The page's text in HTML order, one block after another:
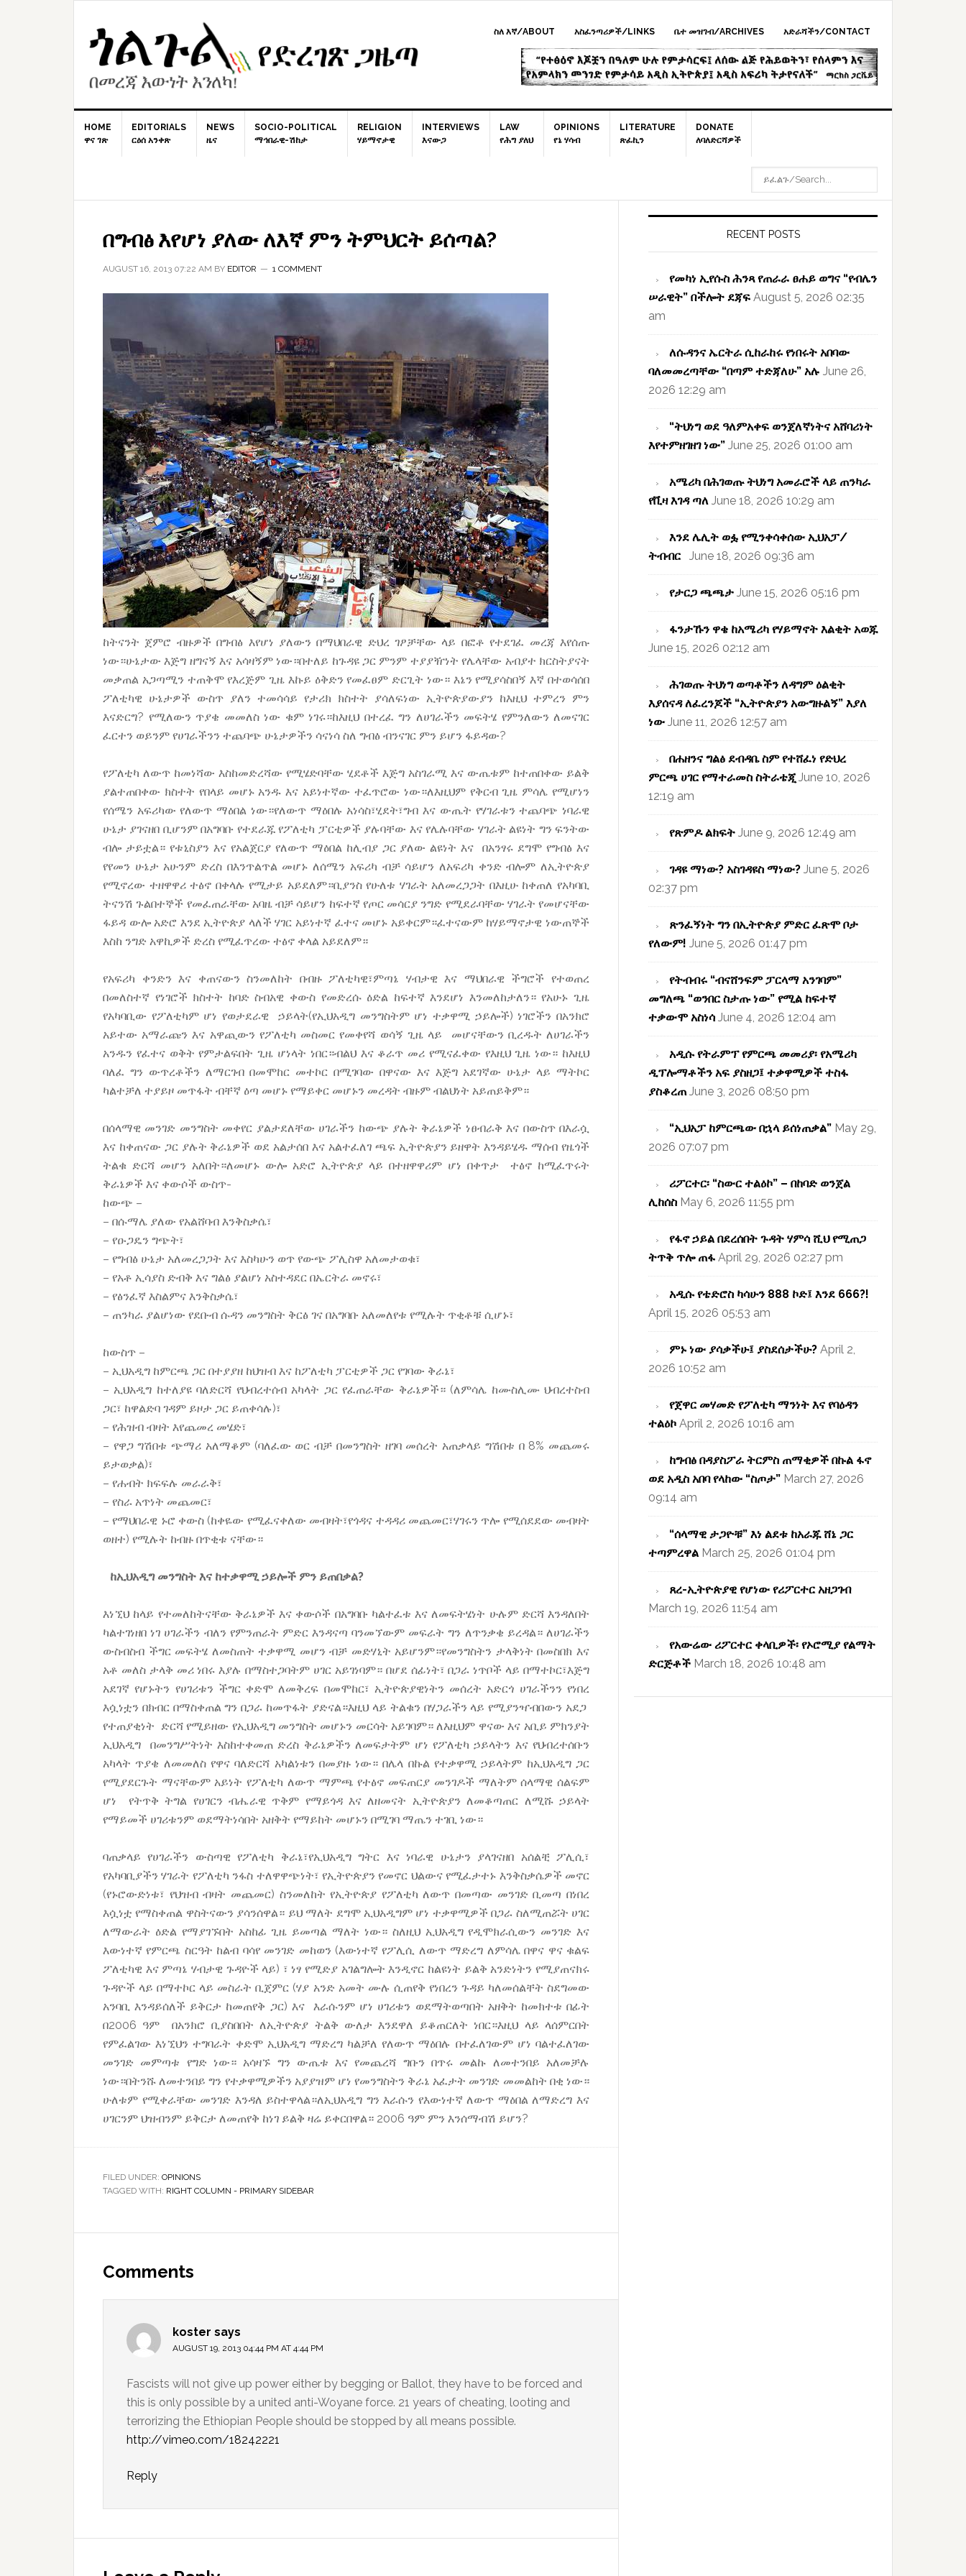
ስለ እኛ/ABOUT አስፈንጣሪዎች/LINKS ቤተ መዝገብ/ARCHIVES አድራሻችን/CONTACT
HOME
ዋና ገጽ
EDITORIALS
ርዕሰ አንቀጽ
NEWS
ዜና
SOCIO-POLITICAL
ማኅበራዊ-ሽከታ
RELIGION
ሃይማኖታዊ
INTERVIEWS
እናውጋ
LAW
የሕግ ያለህ
OPINIONS
የኔ ሃሳብ
LITERATURE
ጽፈኪን
DONATE
ለባለድርሻዎች
በግብፅ እየሆነ ያለው ለእኛ ምን ትምህርት ይሰጣል?
AUGUST 16, 2013 07:22 AM BY EDITOR 1 COMMENT
ከትናንት ጀምሮ ብዙዎች በግብፅ እየሆነ ያለውን በማህበራዊ ድህረ ገፆቻቸው ላይ በፎቶ የተደገፈ መረጃ እየሰጡ
ነው።ሁኔታው እጅግ ዘግናኝ እና አሳዛኝም ነው።በተለይ ከጉዳዩ ጋር ምንም ተያያዥነት የሌላቸው አብያተ ክርስትያናት
መቃጠል አጋጣሚን ተጠቅሞ የእረጅም ጊዜ እኩይ ዕቅድን የመፈፀም ድርጊት ነው። እኔን የሚያሳስበኝ እኛ በተወሳሰበ
ፖለቲካዊ ሁኔታዎች ውስጥ ያለን ተመሳሳይ የታሪክ ክስተት ያሳለፍነው ኢትዮጵያውያን ከእዚህ ተምረን ምን
እናድርግ? የሚለውን ጥያቄ መመለስ ነው ቁም ነገሩ።ከእዚህ በተረፈ ግን ለሀገራችን መፍትሄ የምንለውን ለመናገር
ፈርተን ወይንም የሀገራችንን ተጨባጭ ሁኔታዎችን ሳናነሳ ስለ ግብፅ ብንናገር ምን ይሆን ፋይዳው?
የፖለቲካ ለውጥ ከመነሻው እስከመድረሻው የሚሄድባቸው ሂደቶች እጅግ አስገራሚ እና ውጤቱም ከተጠበቀው ይልቅ
ያልተጠበቀው ክስተት የበላይ መሆኑ አንዱ እና አይነተኛው ተፈጥሮው ነው።ለእዚህም የቅርብ ጊዜ ምሳሌ የሚሆነን
የሰሜን አፍሪካው የለውጥ ማዕበል ነው።የለውጥ ማዕበሉ አነሳስ፣ሂደት፣ግብ እና ውጤት የሃገራቱን ተጨባጭ ነባራዊ
ሁኔታ ያገናዘበ ቢሆንም በአግባቡ የተደራጁ የፖለቲካ ፓርቲዎች ያሉባቸው እና የሌሉባቸው ሃገራት ልዩነት ግን ፍንትው
ብሎ ታይቷል። የቱኒስያን እና የአልጀርያ የለውጥ ማዕበል ከሊብያ ጋር ያለው ልዩነት እና በአንፃሩ ደግሞ የግብፅ እና
የየመን ሁኔታ አሁንም ድረስ በእንጥልጥል መሆኑ ለሰሜን አፍሪካ ብቻ ሳይሆን ለአፍሪካ ቀንድ ብሎም ለኢትዮጵያ
የሚኖረው ተዘዋዋሪ ተፅኖ በቀላሉ የሚታይ አይደለም።ቢያንስ የሁለቱ ሃገራት አለመረጋጋት በእዚሁ ከቀጠለ የአካባቢ
ትናንሽ ጉልበተኞች የመፈጠራቸው አባዜ ብቻ ሳይሆን ከፍተኛ የጦር መሳርያ ንግድ የሚደራባቸው ሃገራት የመሆናቸው
ፋይዳ ውሎ አድሮ እንደ ኢትዮጵያ ላለች ሃገር አይነተኛ ፈተና መሆኑ አይቀርም።ፈተናውም ከሃይማኖታዊ ነውጠኞች
እስከ ንግድ አዋኪዎች ድረስ የሚፈጥረው ተፅኖ ቀላል አይደለም።
የአፍሪካ ቀንድን እና ቀጠናውን ስንመለከት በብዙ ፖለቲካዊ፣ምጣኔ ሃብታዊ እና ማህበራዊ ችግሮች የተወጠረ
በመለስተኛ የነገሮች ክስተት ከባድ ስብአዊ ቀውስ የመድረሱ ዕድል ከፍተኛ እንደሆነ እንመለከታለን። የአሁኑ ጊዜ
የአካባቢው የፖለቲካም ሆነ የወታደራዊ ኃይላት(የኢህአዲግ መንግስትም ሆነ ተቃዋሚ ኃይሎች) ነገሮችን በአንክሮ
አይተው አማራጩን እና አዋጪውን የፖለቲካ መስመር የመቀየሻ ወሳኝ ጊዜ ላይ መሆናቸውን ቢረዱት ለሀገራችን
አንዱን የፈተና ወቅት የምታልፍበት ጊዜ ሆነላት ነበር።ብልህ እና ቆራጥ መሪ የሚናፈቀው የእዚህ ጊዜ ነው። ከእዚህ
ባለፈ ግን ውጥረቶችን ለማርገብ በመሞከር መተኮር በሚገባው በዋናው እና እጅግ አደገኛው ሁኔታ ላይ ማትኮር
ካልተቻለ ተያይዞ መጥፋት ብቸኛ ዕጣ መሆኑ የማይቀር መሆኑን መረዳት ብዙም ብልህነት አይጠይቅም።
በሰላማዊ መንገድ መንግስት መቀየር ያልታደለቸው ሀገራችን ከውጭ ያሉት ቅራኔዎች ነፀብራቅ እና በውስጥ በእራሷ
እና ከቀጠናው ጋር ያሉት ቅራኔዎች ወደ አልታሰበ እና አልተፈለገ ጫፍ ኢትዮጵያን ይዘዋት እንዳይሄዱ ማሰብ የዜጎች
ትልቁ ድርሻ መሆን አለበት።ለመሆኑ ውሎ አድሮ ኢትዮጵያ ላይ በተዘዋዋሪም ሆነ በቀጥታ ተፅኖ ከሚፈጥሩት
ቅራኔዎች እና ቀውሶች ውስጥ-
ከውጭ –
– በሱማሌ ያለው የአልሸባብ እንቅስቃሴ፣
– የዑጋዴን ግጭት፣
– የግብፅ ሁኔታ አለመረጋጋት እና እስካሁን ወጥ የውጭ ፖሊስዋ አለመታወቁ፣
– የአቶ ኢሳያስ ድብቅ እና ግልፅ ያልሆነ አስተዳደር በኤርትራ መኖሩ፣
– የፅንፈኛ እስልምና እንቅስቃሴ፣
– ጠንካራ ያልሆነው የደቡብ ሱዳን መንግስት ቅርፅ ገና በአግባቡ አለመለየቱ የሚሉት ጥቂቶቹ ሲሆኑ፣
ከውስጥ –
– ኢህአዲግ ከምርጫ ጋር በተያያዘ ከህዝብ እና ከፖለቲካ ፓርቲዎች ጋር የገባው ቅራኔ፣
– ኢህአዲግ ከተለያዩ ባለድርሻ የህብረተሰብ አካላት ጋር የፈጠራቸው ቅራኔዎች። (ለምሳሌ ከሙስሊሙ ህብረተስብ
ጋር፣ ከዋልድባ ገዳም ይዞታ ጋር ይጠቀሳሉ)፣
– የሕዝብ ብዛት እየጨመረ መሄድ፣
– የዋጋ ግሽበቱ ጭማሪ አለማቆም (ባለፈው ወር ብቻ በመንግስት ዘገባ መሰረት አጠቃላይ ግሽበቱ በ 8% መጨመሩ
ይታወቃል)፣
– የሐብት ክፍፍሉ መራራቅ፣
– የስራ አጥነት መጨመር፣
– የማህበራዊ ኑሮ ቀውስ (ከቀዬው የሚፈናቀለው መብዛት፣የጎዳና ተዳዳሪ መጨመር፣ሃገሩን ጥሎ የሚሰደደው መብዛት
ወዘተ) የሚሉት ከብዙ በጥቂቱ ናቸው።
ከኢህአዲግ መንግስት እና ከተቃዋሚ ኃይሎች ምን ይጠበቃል?
እነኚህ ከላይ የተመለከትናቸው ቅራኔዎች እና ቀውሶች በአግባቡ ካልተፈቱ እና ለመፍትሄነት ሁሉም ድርሻ እንዳለበት
ካልተገነዘበ ነገ ሀገራችን ብለን የምንጠራት ምድር እንዳናጣ ባንመኘውም መፍራት ግን ለጥንቃቄ ይረዳል። ለሀገራችን
ውስብስብ ችግር መፍትሄ ለመስጠት ተቃዋሚ መሆን ብቻ መድሃኒት አይሆንም።የመንግስትን ታላቅነት በመስበክ እና
አቶ መለስ ታላቅ መሪ ነበሩ እያሉ በማስተጋባትም ሀገር አይገነባም። በሆደ ሰፊነት፣ በጋራ ነጥቦች ላይ በማተኮር፣እጅግ
አደገኛ የሆኑትን የሀገሪቱን ችግር ቀድሞ ለመቅረፍ በመሞከር፣ ኢትዮጵያዊነትን መሰረት አድርጎ ሀገራችንን የነበረ
እሷነቷን በክብር በማስቀጠል ግን በጋራ ከመጥፋት ያድናል።እዚህ ላይ ትልቁን በሃጋራችን ላይ የሚያንዣብበውን አደጋ
የተጠያቂነት ድርሻ የሚይዘው የኢህአዲግ መንግስት መሆኑን መርሳት አይገባም። ለእዚህም ዋናው እና አቢይ ምክንያት
ኢህአዲግ በመንግሥትነት እስከተቀመጠ ድረስ ቅራኔዎችን ለመፍታትም ሆነ የፖለቲካ ኃይላትን እና የህብረተሰቡን
አካላት ጥያቄ ለመመለስ የዋና ባለድርሻ አካልነቱን በመያዙ ነው። በሌላ በኩል የተቃዋሚ ኃይላትም ከኢህአዲግ ጋር
የሚያደርጉት ማናቸውም አይነት የፖለቲካ ለውጥ ማምጫ የተፅኖ መፍጠርያ መንገዶች ማለትም ሰላማዊ ሰልፍም
ሆነ የትጥቅ ትግል የሀገርን ብሔራዊ ጥቅም የማይጎዳ እና ለዘመናት ኢትዮጵያን ለመቆጣጠር ለሚሹ ኃይላት
የማይመች ሀገሪቱንም ወደማትነሳበት አዘቅት የማይከት መሆኑን በሚገባ ማጤን ተገቢ ነው።
ባጠቃላይ የሀገራችን ውስጣዊ የፖለቲካ ቅራኔ፣የኢህአዲግ ግትር እና ነባራዊ ሁኔታን ያላገናዘበ አሰልቺ ፖሊሲ፣
የአካባቢያችን ሃገራት የፖለቲካ ንፋስ ተለዋዋጭነት፣ የኢትዮጵያን የመኖር ህልውና የሚፈታተኑ እንቅስቃሴዎች መኖር
(የኑሮውድነቱ፣ የህዝብ ብዛት መጨመር) ስንመለከት የኢትዮጵያ የፖለቲካ ለውጥ በመጣው መንገድ ቢመጣ በነበረ
እሷነቷ የማስቀጠል ዋስትናውን ያሳንሰዋል። ይህ ማለት ደግሞ ኢህአዲግም ሆነ ተቃዋሚዎች በጋራ ስለሚጠሯት ሀገር
ለማውራት ዕድል የማያገኙበት አስከፊ ጊዜ ይመጣል ማለት ነው። ስለዚህ ኢህአዲግ የዲሞክራሲውን መንገድ እና
እውነተኛ የምርጫ ስርዓት ከልብ ባሳየ መንገድ መከወን (እውነተኛ የፖሊሲ ለውጥ ማድረግ ለምሳሌ በዋና ዋና ቁልፍ
ፖለቲካዊ እና ምጣኔ ሃብታዊ ጉዳዮች ላይ) ፣ ነፃ የሚድያ አገልግሎት እንዲኖር ከልዩነት ይልቅ አንድነትን የሚያጠናክሩ
ጉዳዮች ላይ በማተኮር ላይ መስራት ቢጀምር (ሃያ አንድ አመት ሙሉ ሲጠየቅ የነበረን ጉዳይ ካለመሰልቸት ስደግመው
አንባቢ እንዳይሰለች ይቅርታ ከመጠየቅ ጋር) እና እራሱንም ሆነ ሀገሪቱን ወደማትወጣበት አዘቅት ከመክተቱ በፊት
በ2006 ዓም በአንክሮ ቢያስበበት ለኢትዮጵያ ትልቅ ውለታ እንደዋለ ይቆጠርለት ነበር።እዚህ ላይ ላሰምርበት
የምፈልገው እነኚህን ተግባራት ቀድሞ ኢህአዲግ ማድረግ ካልቻለ የለውጥ ማዕበሉ በተፈለገውም ሆነ ባልተፈለገው
መንገድ መምጣቱ የግድ ነው። አሳዛኙ ግን ውጤቱ እና የመጨረሻ ግቡን በጥሩ መልኩ ለመተንበይ አለመቻሉ
ነው።በትንሹ ለመተንበይ ግን የተቃዋሚዎችን አያያዝም ሆነ የመንግስትን ቅራኔ አፈታት መንገድ መመልከት በቂ ነው።
ሁለቱም የሚቀራቸው መንገድ እንዳለ ይስተዋላል።ለኢህአዲግ ግን እራሱን የእውነተኛ ለውጥ ማዕበል ለማድረግ እና
ሀገርንም ህዝብንም ይቅርታ ለመጠየቅ ከነገ ይልቅ ዛሬ ይቀርበዋል። 2006 ዓም ምን እንሰማብሽ ይሆን?
FILED UNDER: OPINIONS
TAGGED WITH: RIGHT COLUMN - PRIMARY SIDEBAR
Comments
koster says
AUGUST 19, 2013 04:44 PM AT 4:44 PM
Fascists will not give up power either by begging or Ballot, they have to be forced and
this is only possible by a united anti-Woyane force. 21 years of cheating, looting and
terrorizing the Ethiopian People should be stopped by all means possible.
http://vimeo.com/18242221
Reply
RECENT POSTS
የመካነ ኢየሱስ ሕንጻ የጠራራ ፀሐይ ወግና “የብሌን
ሠራዊት” በችሎት ደጃፍ August 5, 2026 02:35
am
ለሱዳንና ኤርትራ ሲከራከሩ የነበሩት አበባው
ባለመመረጣቸው “በጣም ተድጃለሁ” አሉ June 26,
2026 12:29 am
“ትህነግ ወደ ዓለምአቀፍ ወንጀለኛነትና አሸባሪነት
እየተምዘገዘገ ነው” June 25, 2026 01:00 am
አሜሪካ በሕገወጡ ትህነግ አመራሮች ላይ ጠንካራ
የቪዛ እገዳ ጣለ June 18, 2026 10:29 am
እንደ ሌሊት ወፏ የሚንቀሳቀሰው ኢህአፓ/
ትብብር June 18, 2026 09:36 am
የታርጋ ጫጫታ June 15, 2026 05:16 pm
ፋንታኹን ዋቄ ከአሜሪካ የሃይማኖት እልቂት አወጁ
June 15, 2026 02:12 am
ሕገወጡ ትህነግ ወጣቶችን ለዳግም ዕልቂት
እያሰናዳ ለፈረንጆች “ኢትዮጵያን አውግዙልኝ” እያለ
ነው June 11, 2026 12:57 am
በሐዘንና ግልፅ ደብዳቤ ስም የተሸፈነ የድህረ
ምርጫ ሀገር የማተራመስ ስትራቴጂ June 10, 2026
12:19 am
የጽምዶ ልክፍት June 9, 2026 12:49 am
ገዳዩ ማነው? አስገዳዩስ ማነው? June 5, 2026
02:37 pm
ጽንፈኝነት ግን በኢትዮጵያ ምድር ፈጽሞ ቦታ
የለውም! June 5, 2026 01:47 pm
የትብብሩ “ብናሸንፍም ፓርላማ አንገባም”
መግለጫ “ወንበር ስታጡ ነው” የሚል ከፍተኛ
ተቃውሞ አስነሳ June 4, 2026 12:04 am
አዲሱ የትራምፕ የምርጫ መመሪያ፡ የአሜሪካ
ዲፕሎማቶችን አፍ ያስዘጋ፤ ተቃዋሚዎች ተስፋ
ያስቆረጠ June 3, 2026 08:50 pm
“ኢህአፓ ከምርጫው በኋላ ይሰነጠቃል” May 29,
2026 07:07 pm
ሪፖርተር፡ “ስውር ተልዕኮ” – በከባድ ወንጀል
ሊከሰስ May 6, 2026 11:55 pm
የፋኖ ኃይል በደረሰበት ጉዳት ሃምሳ ሺህ የሚጠጋ
ትጥቅ ጥሎ ጠፋ April 29, 2026 02:27 pm
አዲሱ የቴድሮስ ካሳሁን 888 ኮድ፤ እንደ 666?!
April 15, 2026 05:53 am
ምኑ ነው ያሳቃችሁ፤ ያስደሰታችሁ? April 2,
2026 10:52 am
የጀዋር መሃመድ የፖለቲካ ማንነት እና የባዕዳን
ተልዕኮ April 2, 2026 10:16 am
ከግብፅ በዳያስፖራ ትርምስ ጠማቂዎች በኩል ፋኖ
ወደ አዲስ አበባ የላከው “ስጦታ” March 27, 2026
09:14 am
“ሰላማዊ ታጋዮቹ” እነ ልደቱ ከአራጁ ሸኔ ጋር
ተጣምረዋል March 25, 2026 01:04 pm
ጸረ-ኢትዮጵያዊ የሆነው የሪፖርተር አዘጋገብ
March 19, 2026 11:54 am
የአውሬው ሪፖርተር ቀላቢዎች፡ የኦሮሚያ የልማት
ድርጅቶች March 18, 2026 10:48 am